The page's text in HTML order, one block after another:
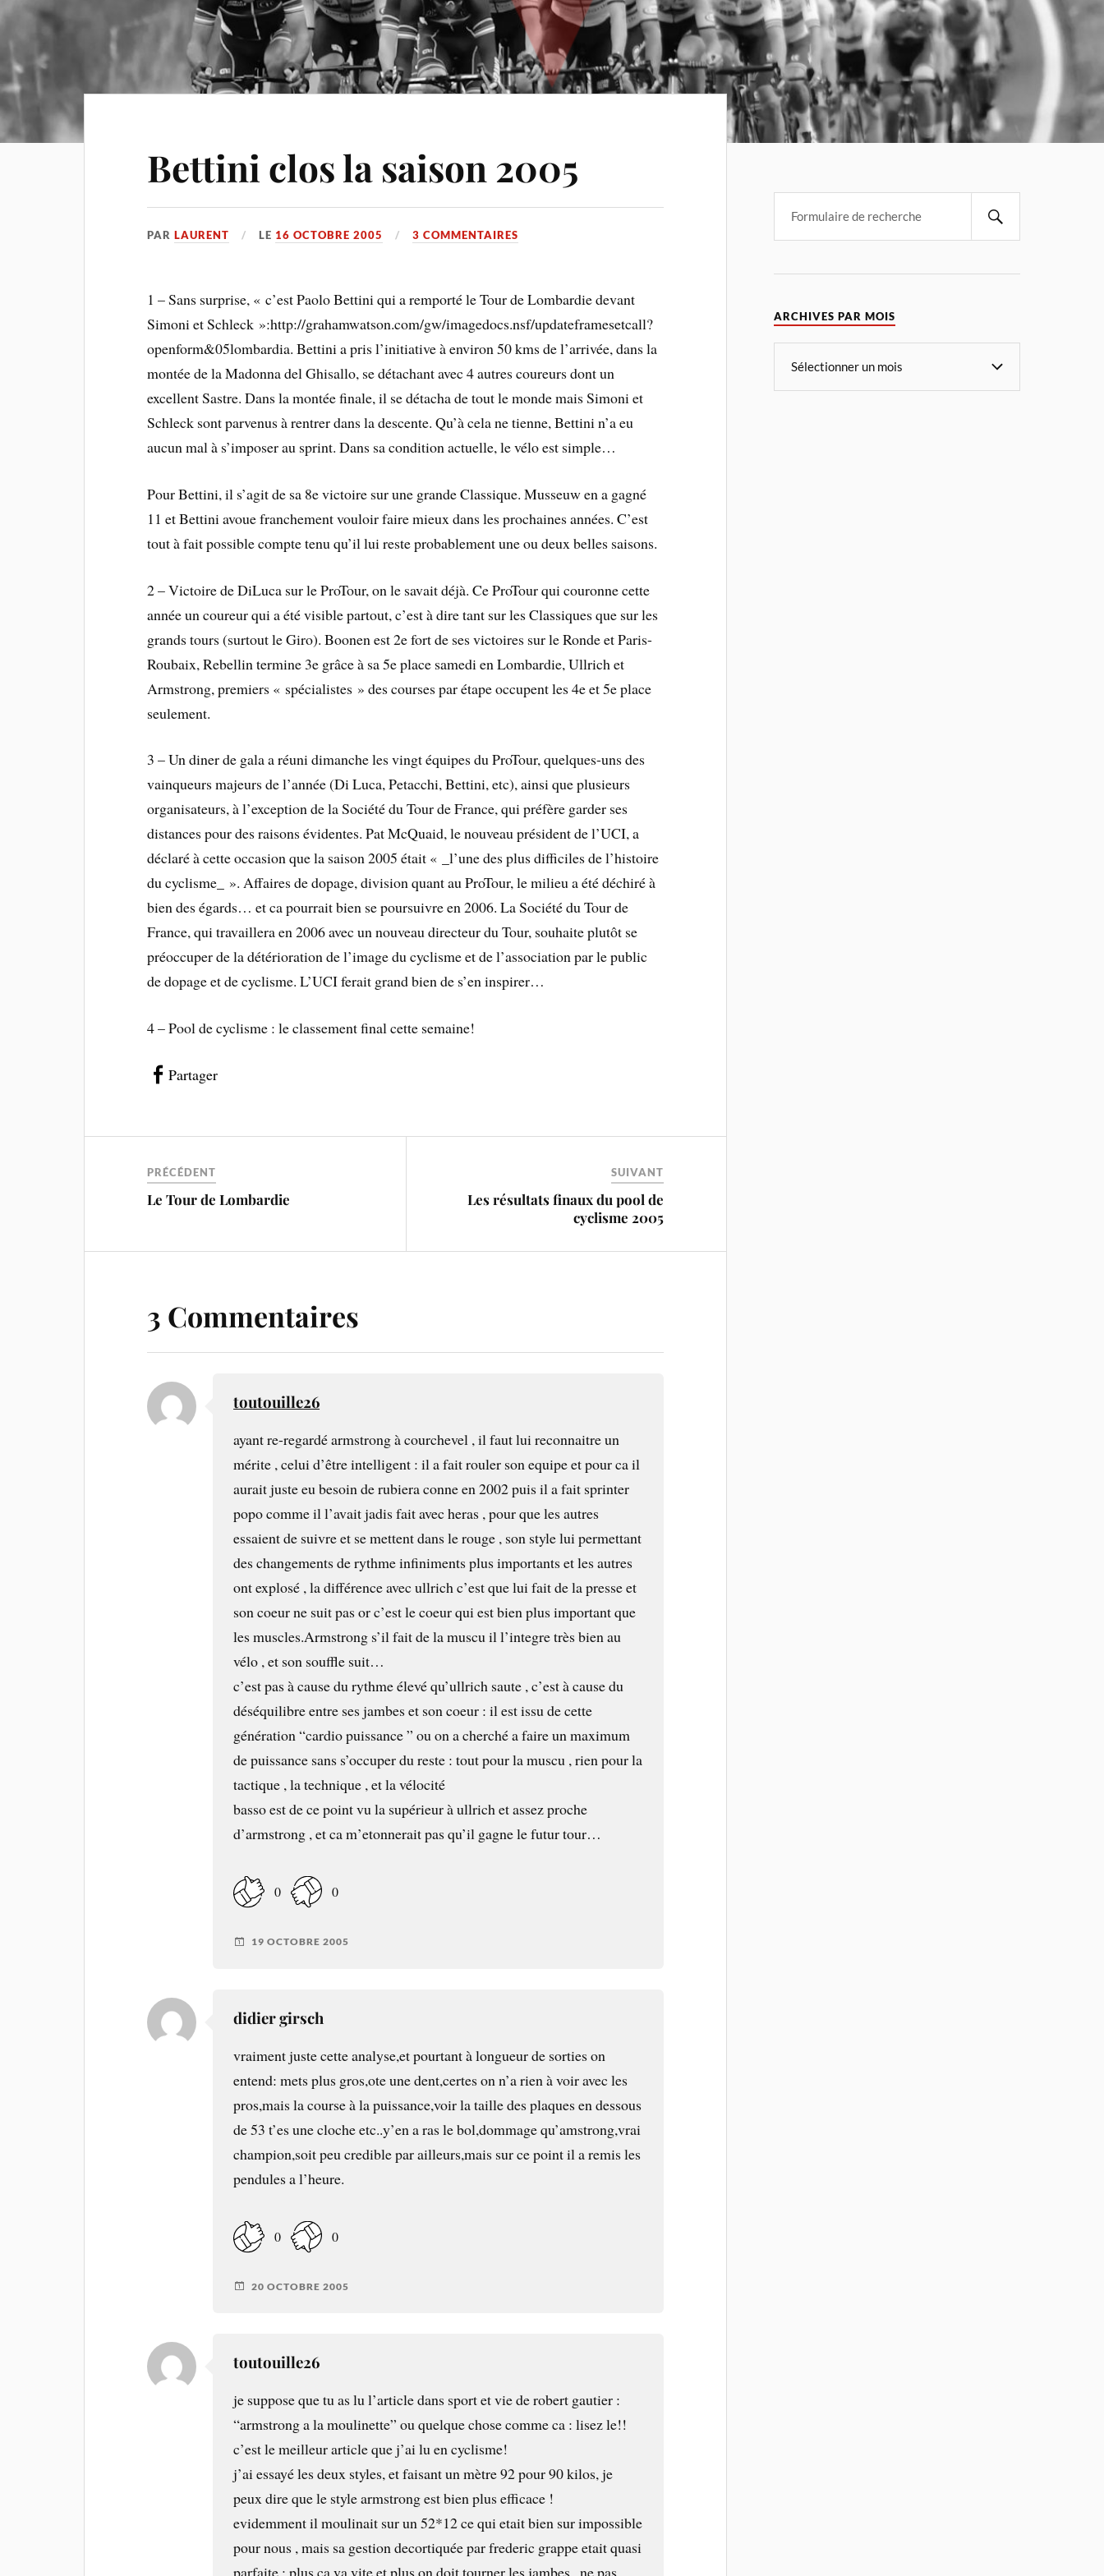
Bettini clos la saison 2005
PARLAURENT LE 16 OCTOBRE 2005 3 COMMENTAIRES
1 – Sans surprise, « c’est Paolo Bettini qui a remporté le Tour de Lombardie devant
Simoni et Schleck »:http://grahamwatson.com/gw/imagedocs.nsf/updateframesetcall?
openform&05lombardia. Bettini a pris l’initiative à environ 50 kms de l’arrivée, dans la
montée de la Madonna del Ghisallo, se détachant avec 4 autres coureurs dont un
excellent Sastre. Dans la montée finale, il se détacha de tout le monde mais Simoni et
Schleck sont parvenus à rentrer dans la descente. Qu’à cela ne tienne, Bettini n’a eu
aucun mal à s’imposer au sprint. Dans sa condition actuelle, le vélo est simple…
Pour Bettini, il s’agit de sa 8e victoire sur une grande Classique. Musseuw en a gagné
11 et Bettini avoue franchement vouloir faire mieux dans les prochaines années. C’est
tout à fait possible compte tenu qu’il lui reste probablement une ou deux belles saisons.
2 – Victoire de DiLuca sur le ProTour, on le savait déjà. Ce ProTour qui couronne cette
année un coureur qui a été visible partout, c’est à dire tant sur les Classiques que sur les
grands tours (surtout le Giro). Boonen est 2e fort de ses victoires sur le Ronde et Paris-
Roubaix, Rebellin termine 3e grâce à sa 5e place samedi en Lombardie, Ullrich et
Armstrong, premiers « spécialistes » des courses par étape occupent les 4e et 5e place
seulement.
3 – Un diner de gala a réuni dimanche les vingt équipes du ProTour, quelques-uns des
vainqueurs majeurs de l’année (Di Luca, Petacchi, Bettini, etc), ainsi que plusieurs
organisateurs, à l’exception de la Société du Tour de France, qui préfère garder ses
distances pour des raisons évidentes. Pat McQuaid, le nouveau président de l’UCI, a
déclaré à cette occasion que la saison 2005 était « _l’une des plus difficiles de l’histoire
du cyclisme_ ». Affaires de dopage, division quant au ProTour, le milieu a été déchiré à
bien des égards… et ca pourrait bien se poursuivre en 2006. La Société du Tour de
France, qui travaillera en 2006 avec un nouveau directeur du Tour, souhaite plutôt se
préoccuper de la détérioration de l’image du cyclisme et de l’association par le public
de dopage et de cyclisme. L’UCI ferait grand bien de s’en inspirer…
4 – Pool de cyclisme : le classement final cette semaine!
Partager
PRÉCÉDENT
Le Tour de Lombardie
SUIVANT
Les résultats finaux du pool de
cyclisme 2005
3 Commentaires
toutouille26
ayant re-regardé armstrong à courchevel , il faut lui reconnaitre un
mérite , celui d’être intelligent : il a fait rouler son equipe et pour ca il
aurait juste eu besoin de rubiera conne en 2002 puis il a fait sprinter
popo comme il l’avait jadis fait avec heras , pour que les autres
essaient de suivre et se mettent dans le rouge , son style lui permettant
des changements de rythme infiniments plus importants et les autres
ont explosé , la différence avec ullrich c’est que lui fait de la presse et
son coeur ne suit pas or c’est le coeur qui est bien plus important que
les muscles.Armstrong s’il fait de la muscu il l’integre très bien au
vélo , et son souffle suit…
c’est pas à cause du rythme élevé qu’ullrich saute , c’est à cause du
déséquilibre entre ses jambes et son coeur : il est issu de cette
génération “cardio puissance ” ou on a cherché a faire un maximum
de puissance sans s’occuper du reste : tout pour la muscu , rien pour la
tactique , la technique , et la vélocité
basso est de ce point vu la supérieur à ullrich et assez proche
d’armstrong , et ca m’etonnerait pas qu’il gagne le futur tour…
0 0
19 OCTOBRE 2005
didier girsch
vraiment juste cette analyse,et pourtant à longueur de sorties on
entend: mets plus gros,ote une dent,certes on n’a rien à voir avec les
pros,mais la course à la puissance,voir la taille des plaques en dessous
de 53 t’es une cloche etc..y’en a ras le bol,dommage qu’amstrong,vrai
champion,soit peu credible par ailleurs,mais sur ce point il a remis les
pendules a l’heure.
0 0
20 OCTOBRE 2005
toutouille26
je suppose que tu as lu l’article dans sport et vie de robert gautier :
“armstrong a la moulinette” ou quelque chose comme ca : lisez le!!
c’est le meilleur article que j’ai lu en cyclisme!
j’ai essayé les deux styles, et faisant un mètre 92 pour 90 kilos, je
peux dire que le style armstrong est bien plus efficace !
evidemment il moulinait sur un 52*12 ce qui etait bien sur impossible
pour nous , mais sa gestion decortiquée par frederic grappe etait quasi
ARCHIVES PAR MOIS